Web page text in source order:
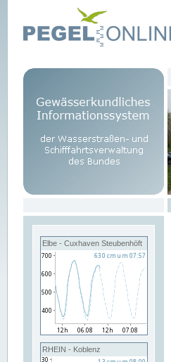
Elbe - Cuxhaven Steubenhöft
RHEIN - Koblenz